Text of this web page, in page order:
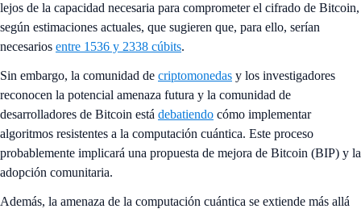
lejos de la capacidad necesaria para comprometer el cifrado de Bitcoin,
según estimaciones actuales, que sugieren que, para ello, serían
necesarios entre 1536 y 2338 cúbits.
Sin embargo, la comunidad de criptomonedas y los investigadores
reconocen la potencial amenaza futura y la comunidad de
desarrolladores de Bitcoin está debatiendo cómo implementar
algoritmos resistentes a la computación cuántica. Este proceso
probablemente implicará una propuesta de mejora de Bitcoin (BIP) y la
adopción comunitaria.
Además, la amenaza de la computación cuántica se extiende más allá